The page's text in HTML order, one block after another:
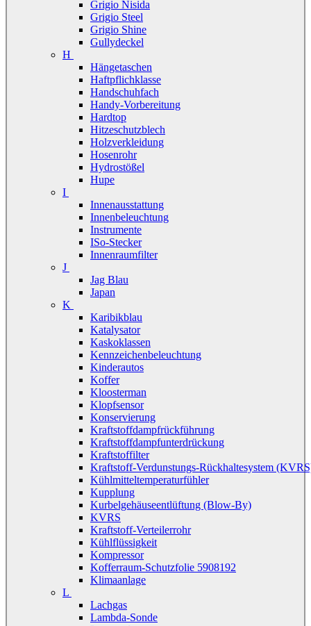
Grigio Nisida
Grigio Steel
Grigio Shine
Gullydeckel
H
Hängetaschen
Haftpflichklasse
Handschuhfach
Handy-Vorbereitung
Hardtop
Hitzeschutzblech
Holzverkleidung
Hosenrohr
Hydrostößel
Hupe
I
Innenausstattung
Innenbeleuchtung
Instrumente
ISo-Stecker
Innenraumfilter
J
Jag Blau
Japan
K
Karibikblau
Katalysator
Kaskoklassen
Kennzeichenbeleuchtung
Kinderautos
Koffer
Kloosterman
Klopfsensor
Konservierung
Kraftstoffdampfrückführung
Kraftstoffdampfunterdrückung
Kraftstoffilter
Kraftstoff-Verdunstungs-Rückhaltesystem
Kühlmitteltemperaturfühler
Kupplung
Kurbelgehäuseentlüftung (Blow-By)
KVRS
Kraftstoff-Verteilerrohr
Kühlflüssigkeit
Kompressor
Kofferraum-Schutzfolie 5908192
Klimaanlage
L
Lachgas
Lambda-Sonde